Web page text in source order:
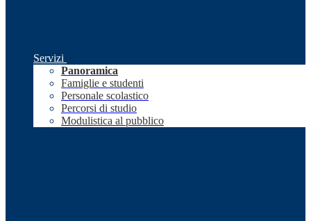
Servizi
Panoramica
Famiglie e studenti
Personale scolastico
Percorsi di studio
Modulistica al pubblico